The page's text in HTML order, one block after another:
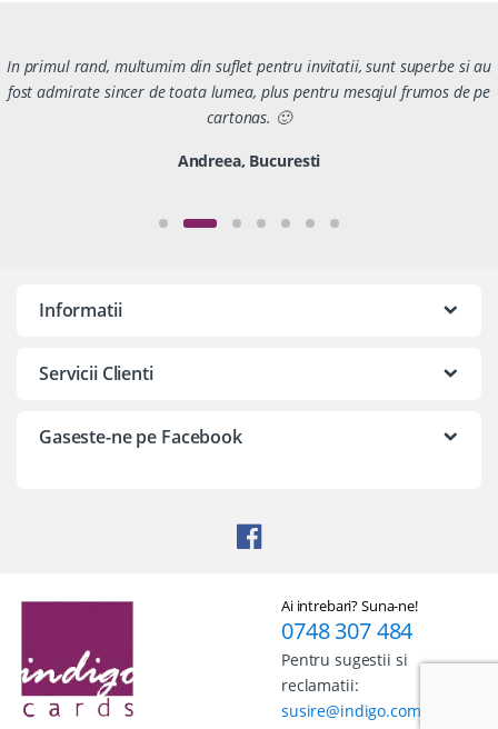
In primul rand, multumim din suflet pentru invitatii, sunt superbe si au
fost admirate sincer de toata lumea, plus pentru mesajul frumos de pe
cartonas. 🙂
Andreea, Bucuresti
Informatii
Servicii Clienti
Gaseste-ne pe Facebook
Ai intrebari? Suna-ne!
0748 307 484
Pentru sugestii si
reclamatii:
susire@indigo.com.ro